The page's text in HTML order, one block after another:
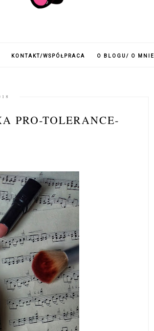
KONTAKT/WSPÓŁPRACA O BLOGU/ O MNIE
PRO-TOLERANCE-